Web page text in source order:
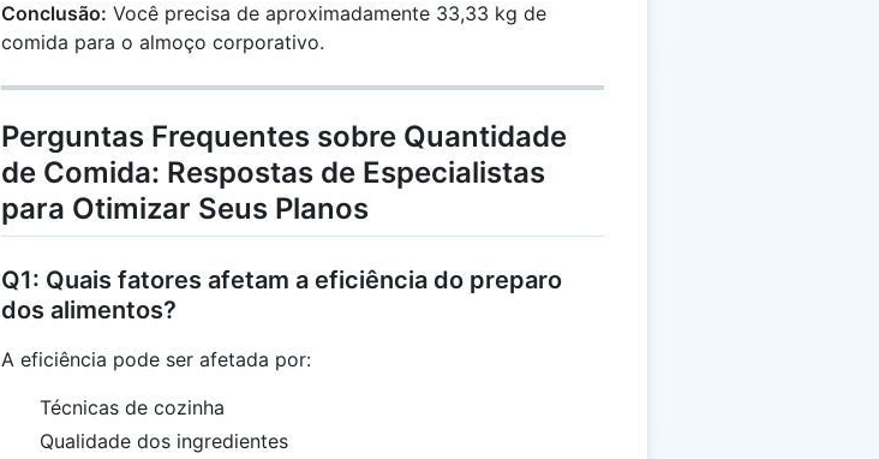
Conclusão: Você precisa de aproximadamente 33,33 kg de
comida para o almoço corporativo.
Perguntas Frequentes sobre Quantidade
de Comida: Respostas de Especialistas
para Otimizar Seus Planos
Q1: Quais fatores afetam a eficiência do preparo
dos alimentos?
A eficiência pode ser afetada por:
Técnicas de cozinha
Qualidade dos ingredientes